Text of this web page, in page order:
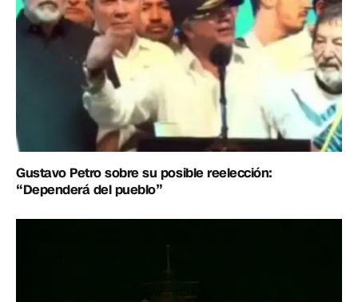
Gustavo Petro sobre su posible reelección:
“Dependerá del pueblo”